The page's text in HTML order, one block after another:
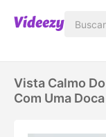
Vista Calmo
Com Uma